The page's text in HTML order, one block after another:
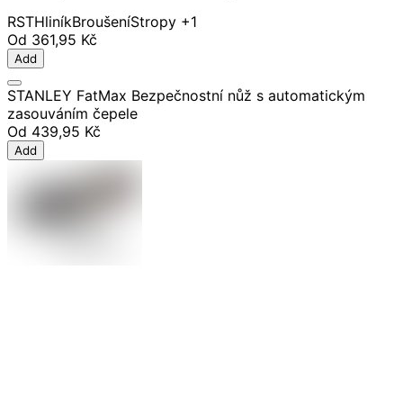
RSTHliníkBroušeníStropy +1
Od 361,95 Kč
Add
STANLEY FatMax Bezpečnostní nůž s automatickým
zasouváním čepele
Od 439,95 Kč
Add